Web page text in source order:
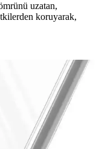
uzatan,
koruyarak,